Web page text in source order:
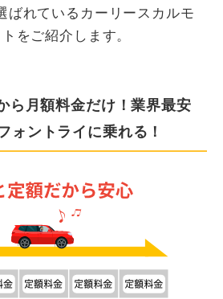
ばれているカーリースカルモ
をご紹介します。
ら月額料金だけ！業界最安
ォントライに乗れる！